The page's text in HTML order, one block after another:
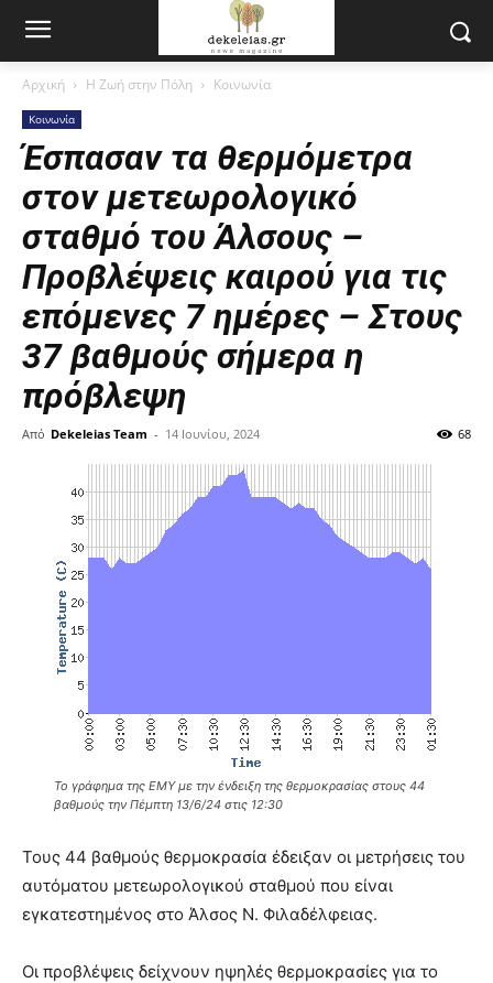
Αρχική Η Ζωή στην Πόλη Κοινωνία
Κοινωνία
Έσπασαν τα θερμόμετρα
στον μετεωρολογικό
σταθμό του Άλσους –
Προβλέψεις καιρού για τις
επόμενες 7 ημέρες – Στους
37 βαθμούς σήμερα η
πρόβλεψη
Από Dekeleias Team - 14 Ιουνίου, 2024 68
Το γράφημα της ΕΜΥ με την ένδειξη της θερμοκρασίας στους 44
βαθμούς την Πέμπτη 13/6/24 στις 12:30
Τους 44 βαθμούς θερμοκρασία έδειξαν οι μετρήσεις του
αυτόματου μετεωρολογικού σταθμού που είναι
εγκατεστημένος στο Άλσος Ν. Φιλαδέλφειας.
Οι προβλέψεις δείχνουν ηψηλές θερμοκρασίες για το